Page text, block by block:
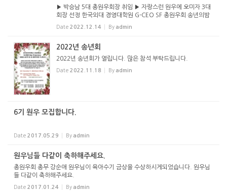
▶ 박승남 5대 총원우회장 취임 ▶ 자랑스런 원우에 오미자 3대
회장 선정 한국외대 경영대학원 G-CEO SF 총원우회 송년의밤
및 회장 이취임식에서 참석자들이 단체사진을 찍었다. (앉아있
는) 맨 앞줄 왼쪽부터 이복님 원우, 이혜숙 행정부회장, 강승태
Date 2022.12.14 By admin
2022년 송년회
2022년 송년회가 열립니다. 많은 참석 부탁드립니다.
Date 2022.11.18 By admin
6기 원우 모집합니다.
Date 2017.05.29 By admin
원우님들 다같이 축하해주세요.
총원우회 총무 강순애 원우님이 육아수기 금상을 수상하시게되었습니다. 원우님
들 다같이 축하해주세요.
Date 2017.01.24 By admin